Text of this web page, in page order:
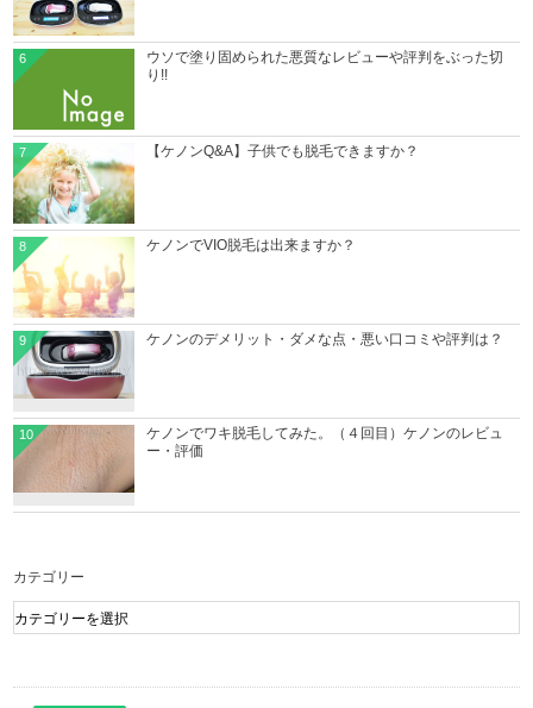
ウソで塗り固められた悪質なレビューや評判をぶった切
り!!
6
【ケノンQ&A】子供でも脱毛できますか？
7
ケノンでVIO脱毛は出来ますか？
8
ケノンのデメリット・ダメな点・悪い口コミや評判は？
9
ケノンでワキ脱毛してみた。（４回目）ケノンのレビュ
ー・評価
10
カテゴリー